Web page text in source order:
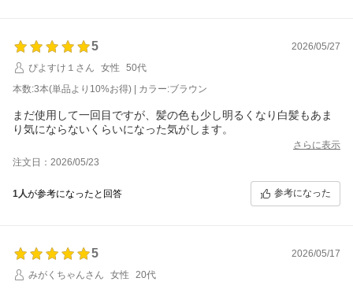
のストレスを感じることが全くなくなり、時間に余裕があると思
う日は、平日でも染めることができます。
※すすぎだけで色はほぼ落ちてくれますし、シャンプーは大体2回
5
2026/05/27
ぴよすけ１さん
女性
50代
本数:3本(単品より10%お得) | カラー:ブラウン
まだ使用して一回目ですが、髪の色も少し明るくなり白髪もあま
り気にならないくらいになった気がします。
さらに表示
注文日：2026/05/23
1人が参考になったと回答 参考になった
5
2026/05/17
みがくちゃんさん
女性
20代